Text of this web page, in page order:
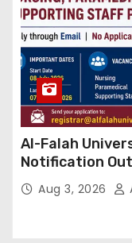
Al-Falah
Notification
Supporting
Aug 3, 2026